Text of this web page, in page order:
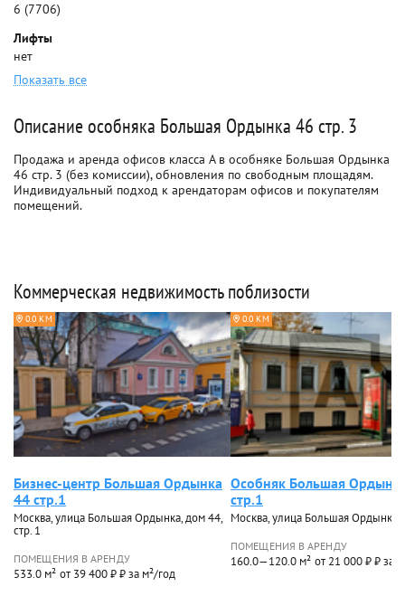
6 (7706)
Лифты
нет
Показать все
Описание особняка Большая Ордынка 46 стр. 3
Продажа и аренда офисов класса A в особняке Большая Ордынка
46 стр. 3 (без комиссии), обновления по свободным площадям.
Индивидуальный подход к арендаторам офисов и покупателям
помещений.
Коммерческая недвижимость поблизости
0.0 КМ
Бизнес-центр Большая Ордынка
44 стр.1
Москва, улица Большая Ордынка, дом 44,
стр. 1
ПОМЕЩЕНИЯ В АРЕНДУ
533.0 м² от 39 400 ₽ ₽ за м²/год
0.0 КМ
Особняк Большая
стр.1
Москва, улица Большая Ордынка,
ПОМЕЩЕНИЯ В АРЕНДУ
160.0—120.0 м² от 21 000 ₽ ₽ за